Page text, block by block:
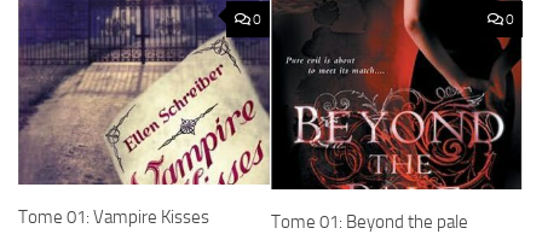
0
Tome 01: Vampire Kisses
0
Tome 01: Beyond the pale